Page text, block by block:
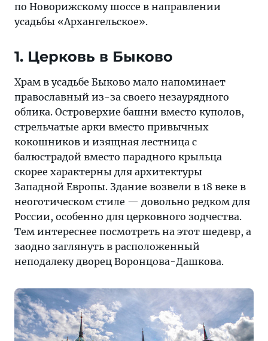
по Новорижскому шоссе в направлении
усадьбы «Архангельское».
1. Церковь в Быково
Храм в усадьбе Быково мало напоминает
православный из-за своего незаурядного
облика. Островерхие башни вместо куполов,
стрельчатые арки вместо привычных
кокошников и изящная лестница с
балюстрадой вместо парадного крыльца
скорее характерны для архитектуры
Западной Европы. Здание возвели в 18 веке в
неоготическом стиле — довольно редком для
России, особенно для церковного зодчества.
Тем интереснее посмотреть на этот шедевр, а
заодно заглянуть в расположенный
неподалеку дворец Воронцова-Дашкова.